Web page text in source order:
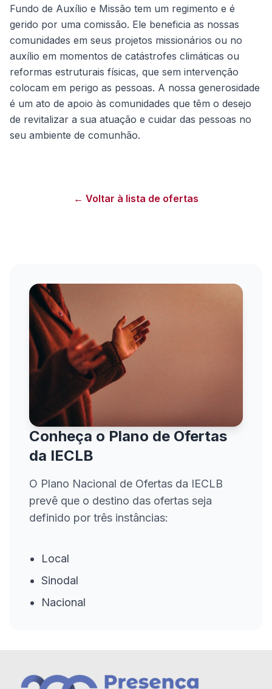
Fundo de Auxílio e Missão tem um regimento e é
gerido por uma comissão. Ele beneficia as nossas
comunidades em seus projetos missionários ou no
auxílio em momentos de catástrofes climáticas ou
reformas estruturais físicas, que sem intervenção
colocam em perigo as pessoas. A nossa generosidade
é um ato de apoio às comunidades que têm o desejo
de revitalizar a sua atuação e cuidar das pessoas no
seu ambiente de comunhão.
← Voltar à lista de ofertas
Conheça o Plano de Ofertas
da IECLB
O Plano Nacional de Ofertas da IECLB
prevê que o destino das ofertas seja
definido por três instâncias:
Local
Sinodal
Nacional